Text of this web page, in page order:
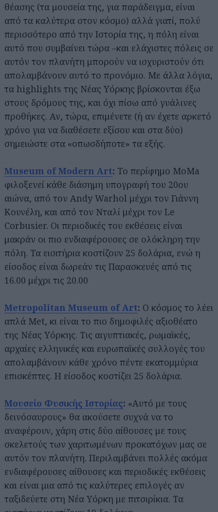
θέασης (τα μουσεία της, για παράδειγμα, είναι
από τα καλύτερα στον κόσμο) αλλά γιατί, πολύ
περισσότερο από την Ιστορία της, η πόλη είναι
αυτό που συμβαίνει τώρα –και ελάχιστες πόλεις σε
αυτόν τον πλανήτη μπορούν να ισχυριστούν ότι
απολαμβάνουν αυτό το προνόμιο. Με άλλα λόγια,
τα highlights της Νέας Υόρκης βρίσκονται έξω
στους δρόμους της, και όχι πίσω από γυάλινες
προθήκες. Αν, τώρα, επιμένετε (ή αν έχετε αρκετό
χρόνο για να διαθέσετε εξίσου και στα δύο)
σημειώστε στα «οπωσδήποτε» τα εξής.
Museum of Modern Art: Το περίφημο MoMa
φιλοξενεί κάθε διάσημη υπογραφή του 20ου
αιώνα, από τον Andy Warhol μέχρι τον Γιάννη
Κουνέλη, και από τον Νταλί μέχρι τον Le
Corbusier. Οι περιοδικές του εκθέσεις είναι
μακράν οι πιο ενδιαφέρουσες σε ολόκληρη την
πόλη. Τα εισιτήρια κοστίζουν 25 δολάρια, ενώ η
είσοδος είναι δωρεάν τις Παρασκευές από τις
16.00 μέχρι τις 20.00
Metropolitan Museum of Art: Ο κόσμος το λέει
απλά Met, κι είναι το πιο δημοφιλές αξιοθέατο
της Νέας Υόρκης. Τις αιγυπτιακές, ρωμαϊκές,
αρχαίες ελληνικές και ευρωπαϊκές συλλογές του
απολαμβάνουν κάθε χρόνο πέντε εκατομμύρια
επισκέπτες. Η είσοδος κοστίζει 25 δολάρια.
Μουσείο Φυσικής Ιστορίας: «Αυτό με τους
δεινόσαυρους» θα ακούσετε συχνά να το
αναφέρουν, χάρη στις δύο αίθουσες με τους
σκελετούς των χαριτωμένων προκατόχων μας σε
αυτόν τον πλανήτη. Περιλαμβάνει πολλές ακόμα
ενδιαφέρουσες αίθουσες και περιοδικές εκθέσεις
και είναι μια από τις καλύτερες επιλογές αν
ταξιδεύετε στη Νέα Υόρκη με πιτσιρίκια. Τα